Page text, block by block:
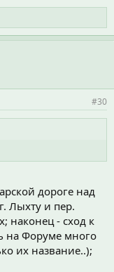
#30
дороге над
Лыхту и пер.
наконец - сход к
на Форуме много
их название..);